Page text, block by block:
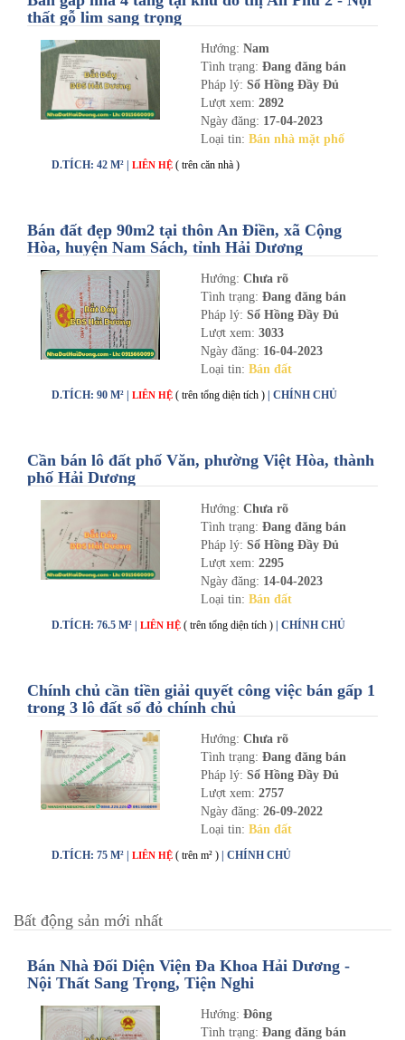
thất gỗ lim sang trọng
Hướng: Nam
Tình trạng: Đang đăng bán
Pháp lý: Sổ Hồng Đầy Đủ
Lượt xem: 2892
Ngày đăng: 17-04-2023
Loại tin: Bán nhà mặt phố
D.TÍCH: 42 M² | LIÊN HỆ ( trên căn nhà )
Bán đất đẹp 90m2 tại thôn An Điền, xã Cộng
Hòa, huyện Nam Sách, tỉnh Hải Dương
Hướng: Chưa rõ
Tình trạng: Đang đăng bán
Pháp lý: Sổ Hồng Đầy Đủ
Lượt xem: 3033
Ngày đăng: 16-04-2023
Loại tin: Bán đất
D.TÍCH: 90 M² | LIÊN HỆ ( trên tổng diện tích ) | CHÍNH CHỦ
Cần bán lô đất phố Văn, phường Việt Hòa, thành
phố Hải Dương
Hướng: Chưa rõ
Tình trạng: Đang đăng bán
Pháp lý: Sổ Hồng Đầy Đủ
Lượt xem: 2295
Ngày đăng: 14-04-2023
Loại tin: Bán đất
D.TÍCH: 76.5 M² | LIÊN HỆ ( trên tổng diện tích ) | CHÍNH CHỦ
Chính chủ cần tiền giải quyết công việc bán gấp 1
trong 3 lô đất sổ đỏ chính chủ
Hướng: Chưa rõ
Tình trạng: Đang đăng bán
Pháp lý: Sổ Hồng Đầy Đủ
Lượt xem: 2757
Ngày đăng: 26-09-2022
Loại tin: Bán đất
D.TÍCH: 75 M² | LIÊN HỆ ( trên m² ) | CHÍNH CHỦ
Bất động sản mới nhất
Bán Nhà Đối Diện Viện Đa Khoa Hải Dương -
Nội Thất Sang Trọng, Tiện Nghi
Hướng: Đông
Tình trạng: Đang đăng bán